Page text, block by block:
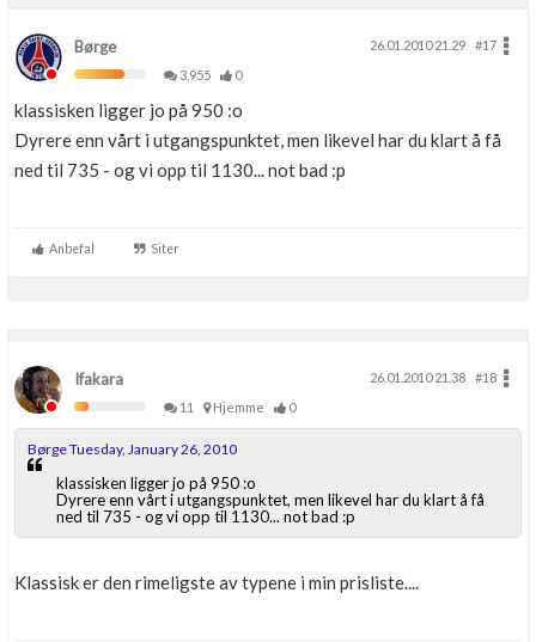
Børge 26.01.2010 21.29
#17
3,955
0
klassisken ligger jo på 950 :o
Dyrere enn vårt i utgangspunktet, men likevel har du klart å få
ned til 735 - og vi opp til 1130... not bad :p
Anbefal Siter
Ifakara 26.01.2010 21.38
#18
11
Hjemme 0
Børge Tuesday, January 26, 2010
klassisken ligger jo på 950 :o
Dyrere enn vårt i utgangspunktet, men likevel har du klart å få
ned til 735 - og vi opp til 1130... not bad :p
Klassisk er den rimeligste av typene i min prisliste....